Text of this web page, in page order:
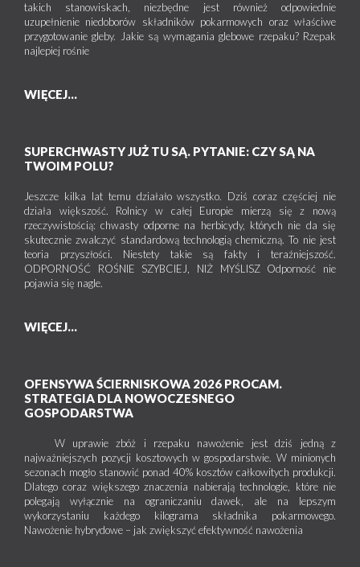
takich stanowiskach, niezbędne jest również odpowiednie
uzupełnienie niedoborów składników pokarmowych oraz właściwe
przygotowanie gleby. Jakie są wymagania glebowe rzepaku? Rzepak
najlepiej rośnie
WIĘCEJ...
SUPERCHWASTY JUŻ TU SĄ. PYTANIE: CZY SĄ NA
TWOIM POLU?
Jeszcze kilka lat temu działało wszystko. Dziś coraz częściej nie
działa większość. Rolnicy w całej Europie mierzą się z nową
rzeczywistością: chwasty odporne na herbicydy, których nie da się
skutecznie zwalczyć standardową technologią chemiczną. To nie jest
teoria przyszłości. Niestety takie są fakty i teraźniejszość.
ODPORNOŚĆ ROŚNIE SZYBCIEJ, NIŻ MYŚLISZ Odporność nie
pojawia się nagle.
WIĘCEJ...
OFENSYWA ŚCIERNISKOWA 2026 PROCAM.
STRATEGIA DLA NOWOCZESNEGO
GOSPODARSTWA
W uprawie zbóż i rzepaku nawożenie jest dziś jedną z
najważniejszych pozycji kosztowych w gospodarstwie. W minionych
sezonach mogło stanowić ponad 40% kosztów całkowitych produkcji.
Dlatego coraz większego znaczenia nabierają technologie, które nie
polegają wyłącznie na ograniczaniu dawek, ale na lepszym
wykorzystaniu każdego kilograma składnika pokarmowego.
Nawożenie hybrydowe – jak zwiększyć efektywność nawożenia